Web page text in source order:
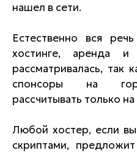
нашел в сети.
Естественно вся
хостинге, аренда
рассматривалась, так
спонсоры на
рассчитывать только
Любой хостер, если
скриптами,